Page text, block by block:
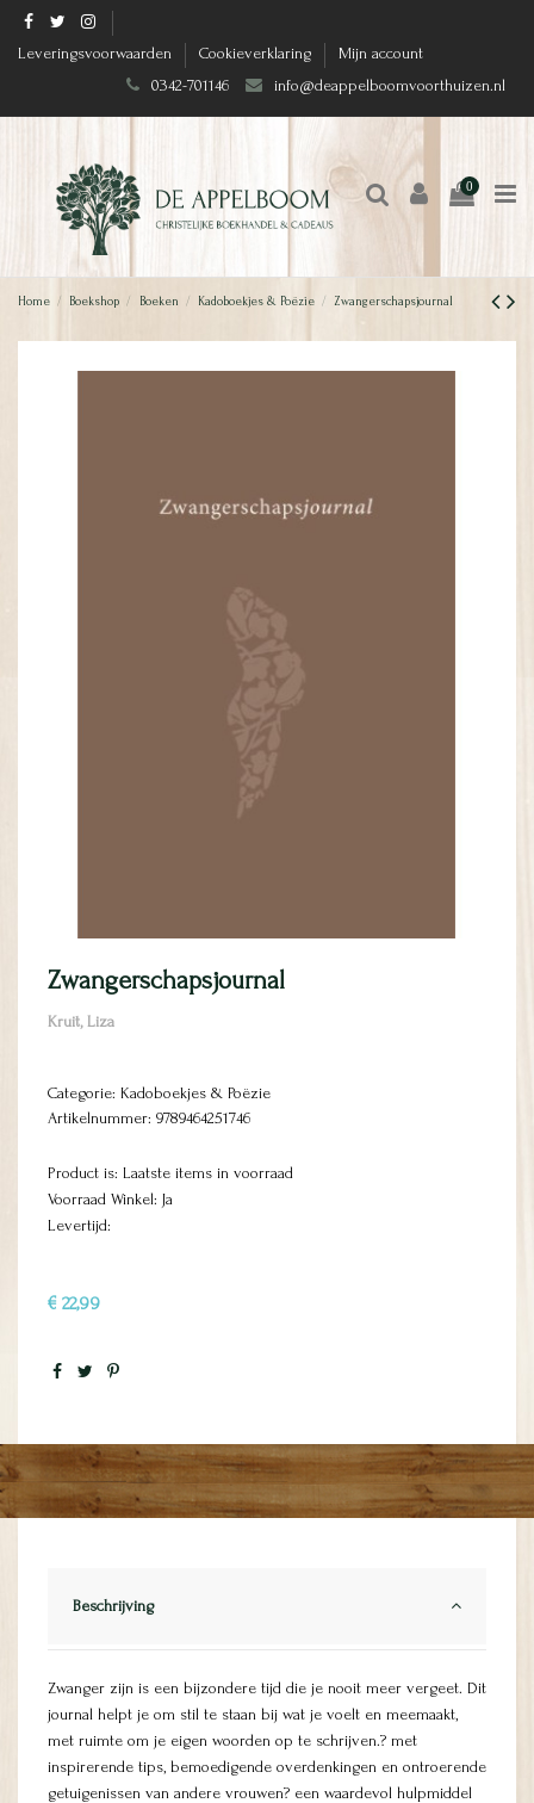
Leveringsvoorwaarden Cookieverklaring
Mijn account
0342-701146
info@deappelboomvoorthuizen.nl
0
Home Boekshop Boeken Kadoboekjes & Poëzie Zwangerschapsjournal
Zwangerschapsjournal
Kruit, Liza
Categorie: Kadoboekjes & Poëzie
Artikelnummer: 9789464251746
Product is: Laatste items in voorraad
Voorraad Winkel: Ja
Levertijd:
€ 22,99
Beschrijving
Zwanger zijn is een bijzondere tijd die je nooit meer vergeet. Dit
journal helpt je om stil te staan bij wat je voelt en meemaakt,
met ruimte om je eigen woorden op te schrijven.? met
inspirerende tips, bemoedigende overdenkingen en ontroerende
getuigenissen van andere vrouwen? een waardevol hulpmiddel